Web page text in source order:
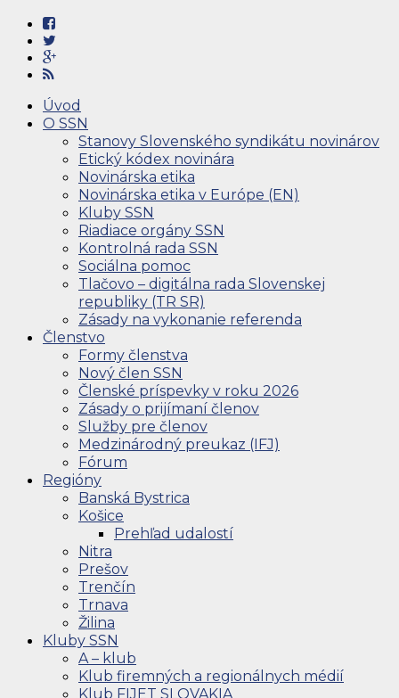
Úvod
O SSN
Stanovy Slovenského syndikátu novinárov
Etický kódex novinára
Novinárska etika
Novinárska etika v Európe (EN)
Kluby SSN
Riadiace orgány SSN
Kontrolná rada SSN
Sociálna pomoc
Tlačovo – digitálna rada Slovenskej
republiky (TR SR)
Zásady na vykonanie referenda
Členstvo
Formy členstva
Nový člen SSN
Členské príspevky v roku 2026
Zásady o prijímaní členov
Služby pre členov
Medzinárodný preukaz (IFJ)
Fórum
Regióny
Banská Bystrica
Košice
Prehľad udalostí
Nitra
Prešov
Trenčín
Trnava
Žilina
Kluby SSN
A – klub
Klub firemných a regionálnych médií
Klub FIJET SLOVAKIA